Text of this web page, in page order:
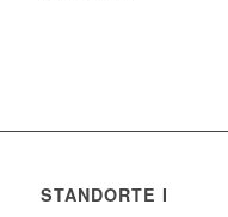
STANDORTE I